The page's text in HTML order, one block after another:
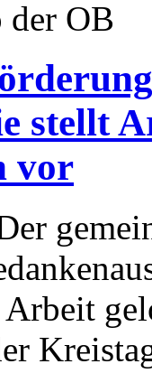
der OB
stellt